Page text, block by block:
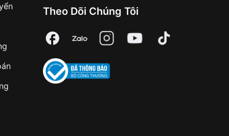
Theo Dõi Chúng Tôi